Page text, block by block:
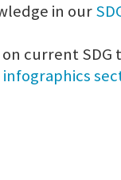
in our
current SDG
infographics